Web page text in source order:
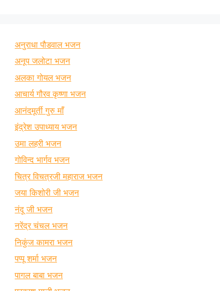
अनुराधा पौडवाल भजन
अनूप जलोटा भजन
अलका गोयल भजन
आचार्य गौरव कृष्णा भजन
आनंदमूर्ती गुरु माँ
इंद्रेश उपाध्याय भजन
उमा लहरी भजन
गोविन्द भार्गव भजन
चित्र विचत्रजी महाराज भजन
जया किशोरी जी भजन
नंदू जी भजन
नरेंद्र चंचल भजन
निकुंज कामरा भजन
पप्पू शर्मा भजन
पागल बाबा भजन